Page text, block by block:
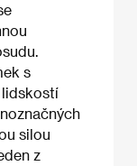
s
lidskostí
silou
z